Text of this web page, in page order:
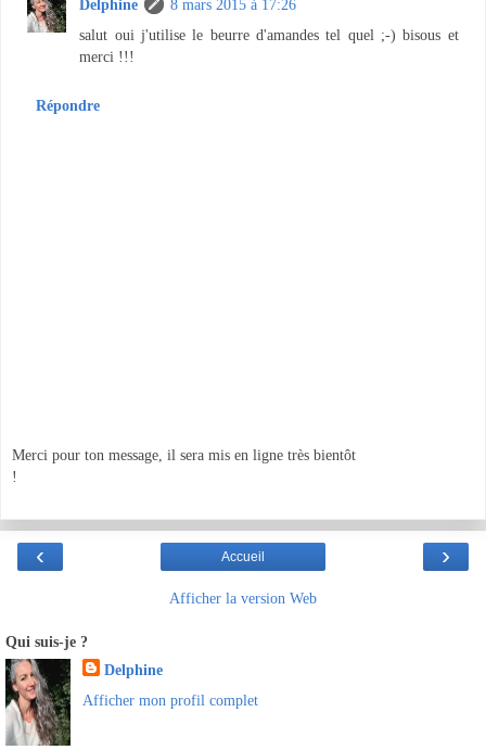
Delphine
8 mars 2015 à 17:26
salut oui j'utilise le beurre d'amandes tel quel ;-) bisous et
merci !!!
Répondre
Merci pour ton message, il sera mis en ligne très bientôt
!
‹ ›
Accueil
Afficher la version Web
Qui suis-je ?
Delphine
Afficher mon profil complet